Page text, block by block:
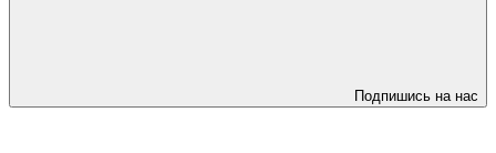
Подпишись на нас